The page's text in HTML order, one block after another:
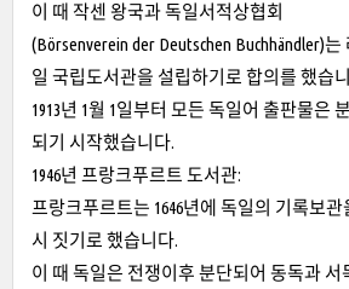
이 때 작센 왕국과 독일서적상협회
(Börsenverein der Deutschen Buchhändler)
일 국립도서관을 설립하기로 합의를 했습
1913년 1월 1일부터 모든 독일어 출판물은
되기 시작했습니다.
1946년 프랑크푸르트 도서관:
프랑크푸르트는 1646년에 독일의 기록보
시 짓기로 했습니다.
이 때 독일은 전쟁이후 분단되어 동독과 서